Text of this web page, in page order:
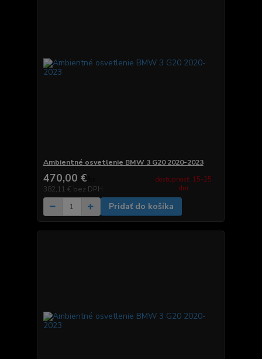
Ambientné osvetlenie BMW 3 G20 2020-2023
470,00 €
382,11 € bez DPH
dostupnosť: 15-25
dní
Pridať do košíka